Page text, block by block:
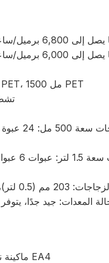
السعة: ما يصل
0.5 لتر، وما يصل
الأشكال: 500 مل PET، 1500 مل PET
زجاجات
زجاجات
(0.5 لتر)، 317 مم (1.5 لتر)
المعدات: جيد جدًا،
ماكينة نفخ القوالب سيابي EA4